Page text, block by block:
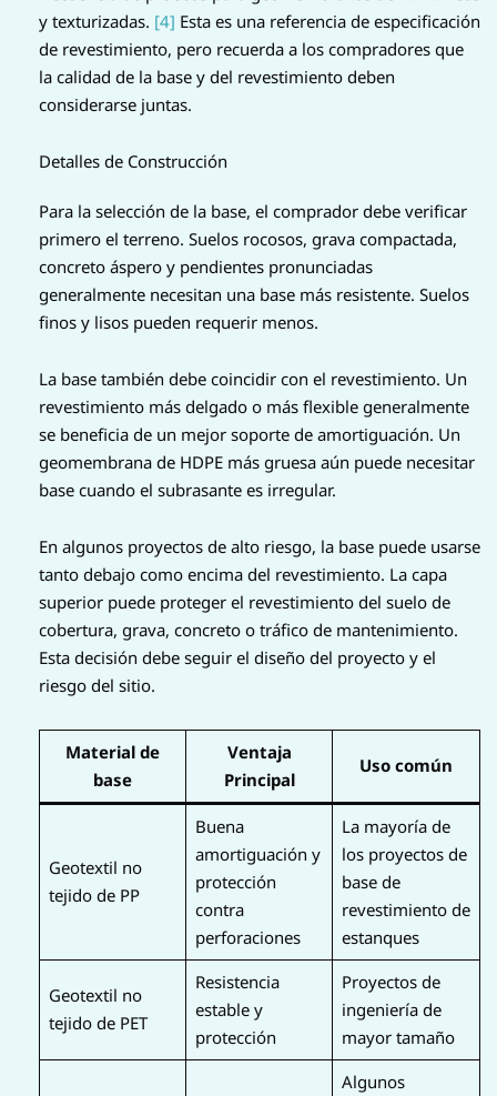
y texturizadas. [4] Esta es una referencia de especificación
de revestimiento, pero recuerda a los compradores que
la calidad de la base y del revestimiento deben
considerarse juntas.
Detalles de Construcción
Para la selección de la base, el comprador debe verificar
primero el terreno. Suelos rocosos, grava compactada,
concreto áspero y pendientes pronunciadas
generalmente necesitan una base más resistente. Suelos
finos y lisos pueden requerir menos.
La base también debe coincidir con el revestimiento. Un
revestimiento más delgado o más flexible generalmente
se beneficia de un mejor soporte de amortiguación. Un
geomembrana de HDPE más gruesa aún puede necesitar
base cuando el subrasante es irregular.
En algunos proyectos de alto riesgo, la base puede usarse
tanto debajo como encima del revestimiento. La capa
superior puede proteger el revestimiento del suelo de
cobertura, grava, concreto o tráfico de mantenimiento.
Esta decisión debe seguir el diseño del proyecto y el
riesgo del sitio.
Material de
base
Ventaja
Principal
Uso común
Geotextil no
tejido de PP
Buena
amortiguación y
protección
contra
perforaciones
La mayoría de
los proyectos de
base de
revestimiento de
estanques
Geotextil no
tejido de PET
Resistencia
estable y
protección
Proyectos de
ingeniería de
mayor tamaño
Algunos